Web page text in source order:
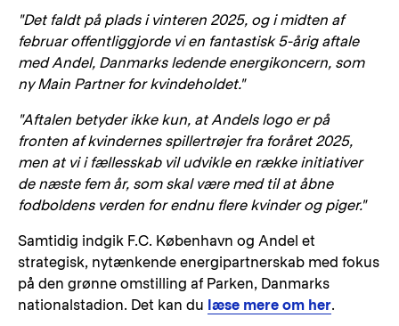
"Det faldt på plads i vinteren 2025, og i midten af
februar offentliggjorde vi en fantastisk 5-årig aftale
med Andel, Danmarks ledende energikoncern, som
ny Main Partner for kvindeholdet."
"Aftalen betyder ikke kun, at Andels logo er på
fronten af kvindernes spillertrøjer fra foråret 2025,
men at vi i fællesskab vil udvikle en række initiativer
de næste fem år, som skal være med til at åbne
fodboldens verden for endnu flere kvinder og piger."
Samtidig indgik F.C. København og Andel et
strategisk, nytænkende energipartnerskab med fokus
på den grønne omstilling af Parken, Danmarks
nationalstadion. Det kan du læse mere om her.